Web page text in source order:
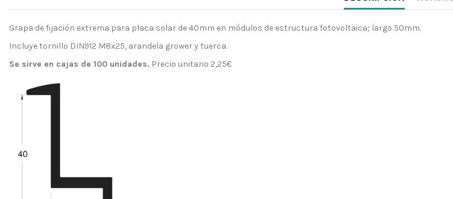
Grapa de fijación extrema para placa solar de 40mm en módulos de estructura fotovoltaica; largo 50mm.
Incluye tornillo DIN912 M8x25, arandela grower y tuerca.
Se sirve en cajas de 100 unidades. Precio unitario 2,25€